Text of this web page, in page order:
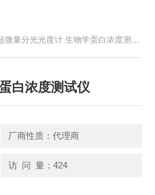
量分光光度计 生物学蛋白浓度测试仪
白浓度测试仪
厂商性质：代理商
访 问 量：424